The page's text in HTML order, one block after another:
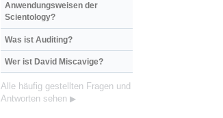
Anwendungsweisen der
Scientology?
Was ist Auditing?
Wer ist David Miscavige?
Alle häufig gestellten Fragen und
Antworten sehen ▶